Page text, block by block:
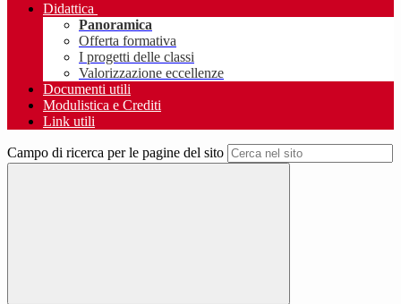
Didattica
Panoramica
Offerta formativa
I progetti delle classi
Valorizzazione eccellenze
Documenti utili
Modulistica e Crediti
Link utili
Campo di ricerca per le pagine del sito